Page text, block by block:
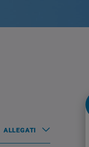
ALLEGATI